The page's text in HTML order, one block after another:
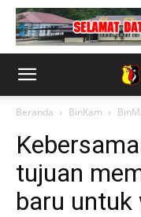
Beranda BinKam
tujuan
baru